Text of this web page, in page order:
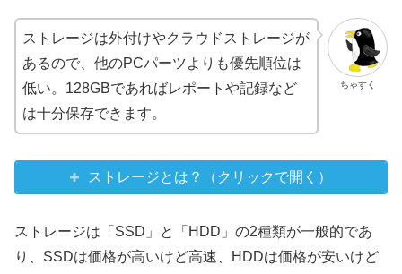
ちゃすく
ストレージは外付けやクラウドストレージが
あるので、他のPCパーツよりも優先順位は
低い。128GBであればレポートや記録など
は十分保存できます。
ストレージとは？（クリックで開く）
ストレージは「SSD」と「HDD」の2種類が一般的であ
り、SSDは価格が高いけど高速、HDDは価格が安いけど